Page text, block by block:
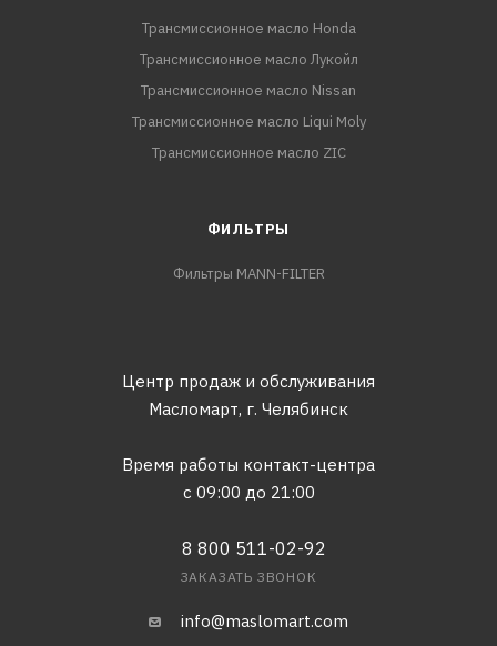
Трансмиссионное масло Honda
Трансмиссионное масло Лукойл
Трансмиссионное масло Nissan
Трансмиссионное масло Liqui Moly
Трансмиссионное масло ZIC
ФИЛЬТРЫ
Фильтры MANN-FILTER
Центр продаж и обслуживания
Масломарт, г. Челябинск
Время работы контакт-центра
с 09:00 до 21:00
8 800 511-02-92
ЗАКАЗАТЬ ЗВОНОК
info@maslomart.com